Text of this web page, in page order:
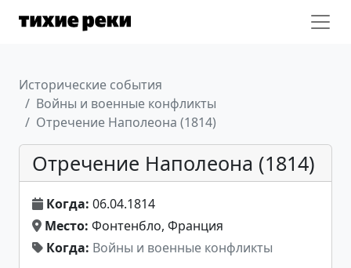
Исторические события
Войны и военные конфликты
Отречение Наполеона (1814)
Отречение Наполеона (1814)
Когда: 06.04.1814
Место: Фонтенбло, Франция
Когда: Войны и военные конфликты